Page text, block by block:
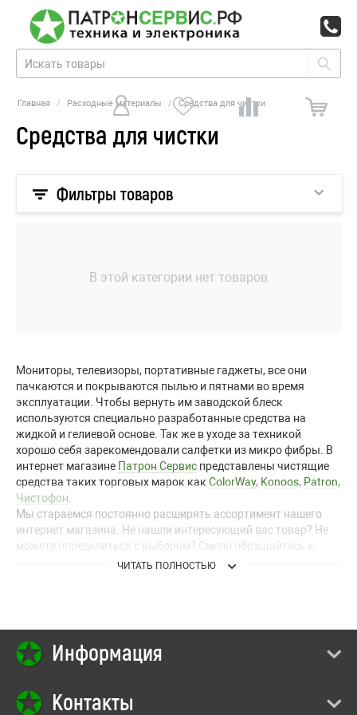
Главная / Расходные материалы / Средства для чистки
Средства для чистки
Фильтры товаров
В этой категории нет товаров
Мониторы, телевизоры, портативные гаджеты, все они
пачкаются и покрываются пылью и пятнами во время
эксплуатации. Чтобы вернуть им заводской блеск
используются специально разработанные средства на
жидкой и гелиевой основе. Так же в уходе за техникой
хорошо себя зарекомендовали салфетки из микро фибры. В
интернет магазине Патрон Сервис представлены чистящие
средства таких торговых марок как ColorWay, Konoos, Patron,
Чистофон
Мы стараемся постоянно расширять ассортимент нашего
интернет магазина. Не нашли интересующий вас товар? Не
можете определиться с выбором? Смело обращайтесь к
нашим консультантам! Номера телефонов и контактная
ЧИТАТЬ ПОЛНОСТЬЮ
Информация
Контакты